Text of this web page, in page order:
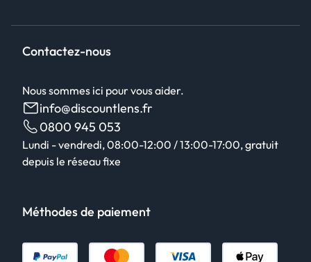
Contactez-nous
Nous sommes ici pour vous aider.
info@discountlens.fr
0800 945 053
Lundi - vendredi, 08:00-12:00 / 13:00-17:00, gratuit
depuis le réseau fixe
Méthodes de paiement